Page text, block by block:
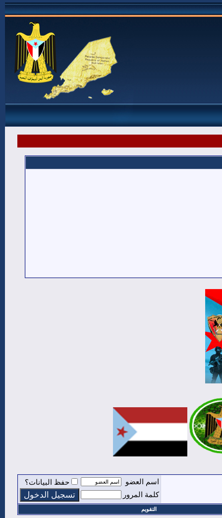
اسم العضو
حفظ البيانات؟
كلمة المرور
التقويم